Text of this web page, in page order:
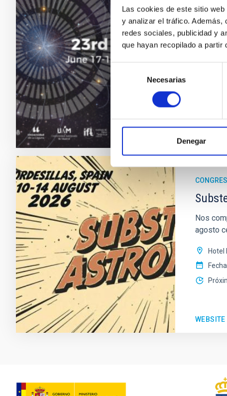
Las cookies de este sitio
y analizar el tráfico. Además,
redes sociales, publicidad y
que hayan recopilado a partir
Selección
de
consentimiento
Necesarias
Denegar
23a
Nos
agosto
Hotel
Fecha